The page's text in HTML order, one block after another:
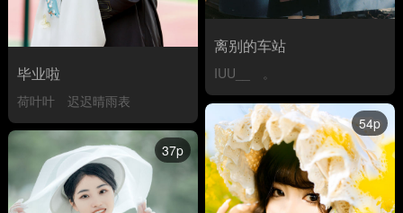
离别的车站
IUU__ 。
毕业啦
荷叶叶
迟迟晴雨表
54p
37p